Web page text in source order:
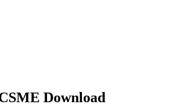
Download